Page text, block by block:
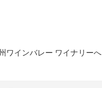
ワインバレー ワイナリーへ